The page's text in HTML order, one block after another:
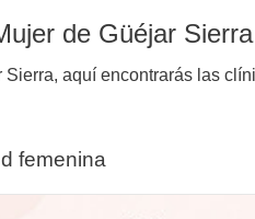
de Güéjar Sierra
aquí encontrarás las
femenina